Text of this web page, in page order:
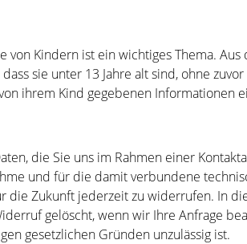
von Kindern ist ein wichtiges Thema.
sie unter 13 Jahre alt sind, ohne
ihrem Kind gegebenen Informationen
die Sie uns im Rahmen einer
und für die damit verbundene
die Zukunft jederzeit zu widerrufen. In
gelöscht, wenn wir Ihre Anfrage
gesetzlichen Gründen unzulässig ist.